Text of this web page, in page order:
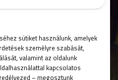
felbukkannak a
nem csak a benned
hanem társaid rejtett
fény derül.